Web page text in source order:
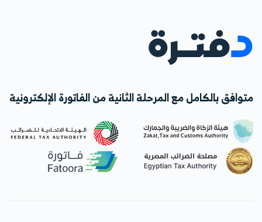
متوافق بالكامل مع المرحلة الثانية من الفاتورة الإلكترونية